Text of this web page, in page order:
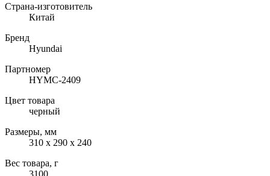
Страна-изготовитель
Китай
Бренд
Hyundai
Партномер
HYMC-2409
Цвет товара
черный
Размеры, мм
310 х 290 х 240
Вес товара, г
3100